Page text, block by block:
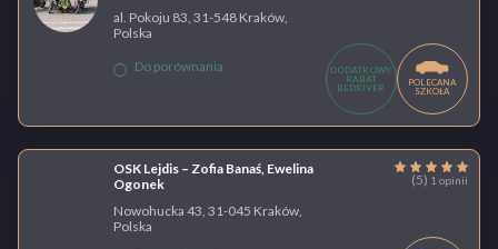
al. Pokoju 83, 31-548 Kraków,
Polska
Do porównania
DODATKOWY
RABAT
BEDRIVER
POLECANA
SZKOŁA
OSK Lejdis – Zofia Banaś, Ewelina
Ogonek
(5) 1 opinii
Nowohucka 43, 31-045 Kraków,
Polska